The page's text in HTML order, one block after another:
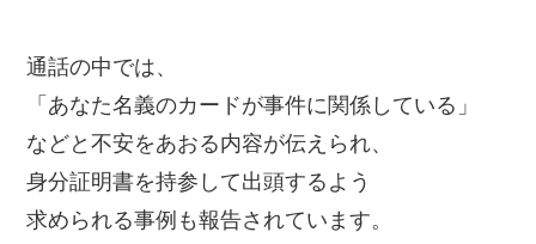
通話の中では、
「あなた名義のカードが事件に関係している」
などと不安をあおる内容が伝えられ、
身分証明書を持参して出頭するよう
求められる事例も報告されています。